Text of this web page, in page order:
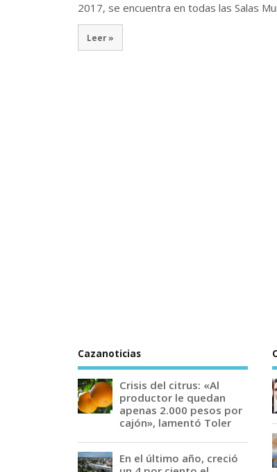
2017, se encuentra en todas las Salas
Leer »
Cazanoticias
Crisis del citrus: «Al
productor le quedan
apenas 2.000 pesos por
cajón», lamentó Toler
En el último año, creció